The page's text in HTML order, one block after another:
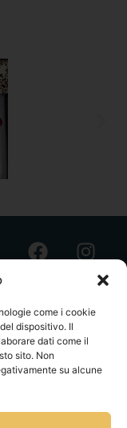
come i cookie
dispositivo. Il
dati come il
sito. Non
su alcune